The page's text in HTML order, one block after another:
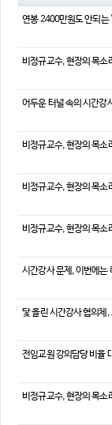
자유게시판
연봉 2400만원도 안되는
비정규교수, 현장의 목소
어두운 터널 속의 시간강
비정규교수, 현장의 목소
비정규교수, 현장의 목소
비정규교수, 현장의 목소
시간강사 문제, 이번에는
닻 올린 시간강사 협의체
전임교원 강의담당 비율
비정규교수, 현장의 목소